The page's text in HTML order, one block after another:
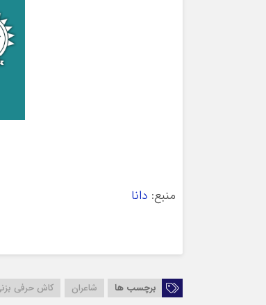
منبع: دانا
برچسب ها شاعران کاش حرفی